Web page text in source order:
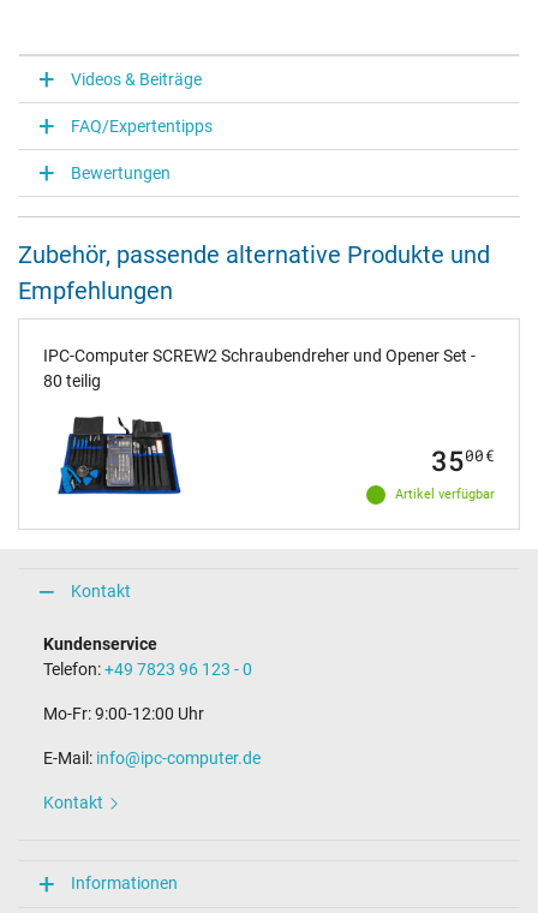
Videos & Beiträge
FAQ/Expertentipps
Bewertungen
Zubehör, passende alternative Produkte und
Empfehlungen
IPC-Computer SCREW2 Schraubendreher und Opener Set -
80 teilig
Artikel verfügbar
3500€
Kontakt
Kundenservice
Telefon:+49 7823 96 123 - 0
Mo-Fr: 9:00-12:00 Uhr
E-Mail: info@ipc-computer.de
Kontakt
Informationen